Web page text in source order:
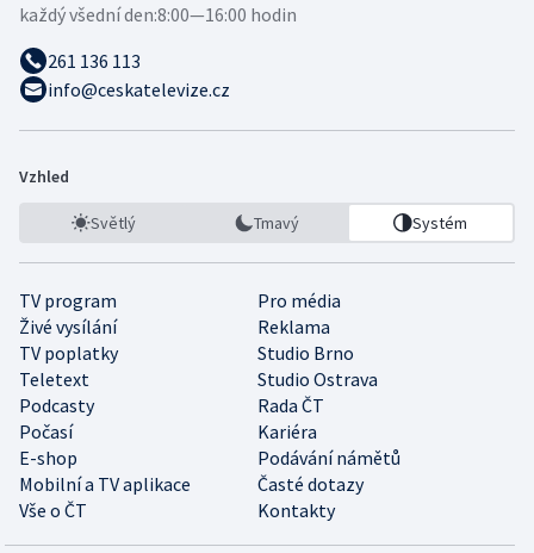
každý všední den:8:00—16:00 hodin
261 136 113
info@ceskatelevize.cz
Vzhled
Světlý Tmavý Systém
TV program
Pro média
Živé vysílání
Reklama
TV poplatky
Studio Brno
Teletext
Studio Ostrava
Podcasty
Rada ČT
Počasí
Kariéra
E-shop
Podávání námětů
Mobilní a TV aplikace
Časté dotazy
Vše o ČT
Kontakty